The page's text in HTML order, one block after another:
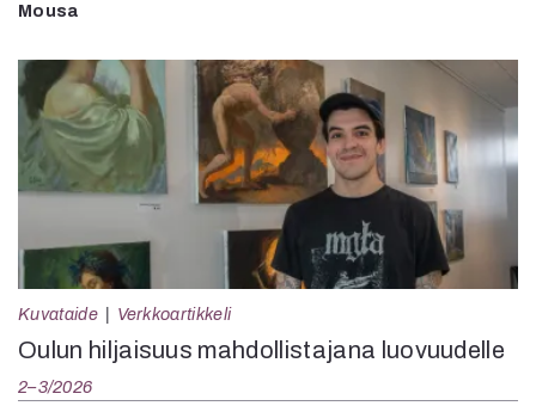
Mousa
Kuvataide Verkkoartikkeli
Oulun hiljaisuus mahdollistajana luovuudelle
2–3/2026